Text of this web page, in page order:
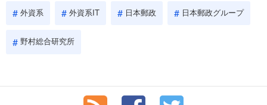
外資系 外資系IT 日本郵政 日本郵政グループ
野村総合研究所